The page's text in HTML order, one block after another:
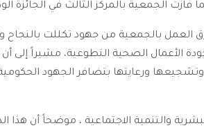
العمل بالجمعية من جهود تكللت بالنجاح
الأعمال الصحية التطوعية، مشيراً إلى
ورعايتها بتضافر الجهود الحكومية
والتنمية الاجتماعية ، موضحاً أن هذا